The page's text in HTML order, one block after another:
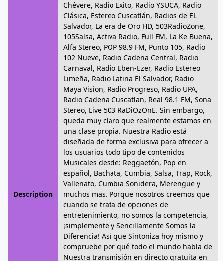
Description
Chévere, Radio Exito, Radio YSUCA, Radio
Clásica, Estereo Cuscatlán, Radios de EL
Salvador, La era de Oro HD, 503RadioZone,
105Salsa, Activa Radio, Full FM, La Ke Buena,
Alfa Stereo, POP 98.9 FM, Punto 105, Radio
102 Nueve, Radio Cadena Central, Radio
Carnaval, Radio Eben-Ezer, Radio Estereo
Limeña, Radio Latina El Salvador, Radio
Maya Vision, Radio Progreso, Radio UPA,
Radio Cadena Cuscatlan, Real 98.1 FM, Sona
Stereo, Live 503 RaDiOzOnE. Sin embargo,
queda muy claro que realmente estamos en
una clase propia. Nuestra Radio está
diseñada de forma exclusiva para ofrecer a
los usuarios todo tipo de contenidos
Musicales desde: Reggaetón, Pop en
español, Bachata, Cumbia, Salsa, Trap, Rock,
Vallenato, Cumbia Sonidera, Merengue y
muchos mas. Porque nosotros creemos que
cuando se trata de opciones de
entretenimiento, no somos la competencia,
¡simplemente y Sencillamente Somos la
Diferencia! Así que Sintoniza hoy mismo y
compruebe por qué todo el mundo habla de
Nuestra transmisión en directo gratuita en